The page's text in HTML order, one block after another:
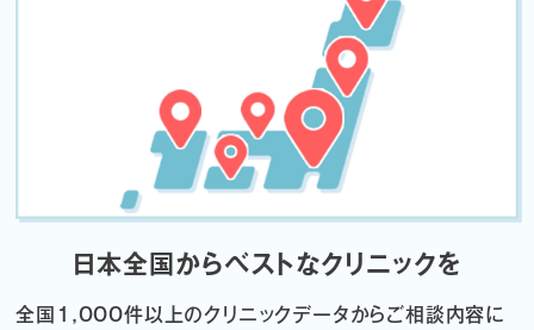
日本全国からベストなクリニックを
全国1,000件以上のクリニックデータからご相談内容に